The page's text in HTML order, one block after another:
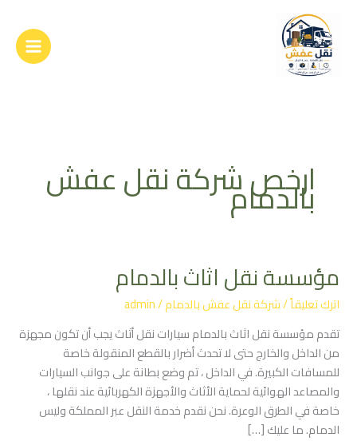
المحتوى
ارخص شركة نقل عفش
بالدمام
مؤسسة نقل اثاث بالدمام
اترك تعليقاً/شركة نقل عفش بالدمام/
admin
تقدم مؤسسة نقل اثاث بالدمام سيارات نقل أثاث يجب أن تكون مجهزة
من الداخل والخارج حتى لا تحدث أضرار بالقطع المنقولة خاصة
للمسافات الكبيرة. في الداخل ، تم وضع بطانة على جوانب السيارات
والمصاعد الهوائية لحماية الأثاث والأجهزة الكهربائية عند نقلها ،
خاصة في الطرق الوعرة. نحن نقدم خدمة النقل عبر المملكة وليس
الدمام. ما عليك […]
مؤسسة
نقل
اثاث
بالدمام